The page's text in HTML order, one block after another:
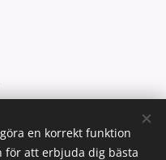
en korrekt funktion
för att erbjuda dig bästa